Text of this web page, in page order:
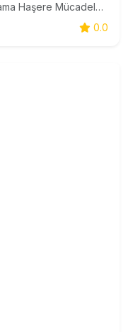
İzmir Anka Pest Control, Böcek İlaçlama Haşere Mücadele Firması
0.0